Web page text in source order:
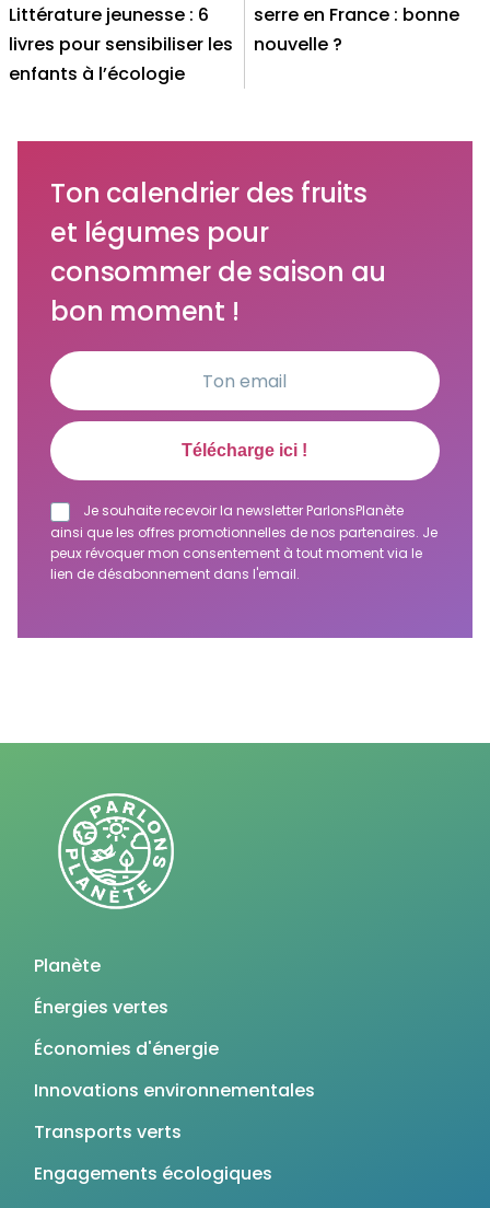
Littérature jeunesse : 6
livres pour sensibiliser les
enfants à l’écologie
serre en France : bonne
nouvelle ?
Ton calendrier des fruits
et légumes pour
consommer de saison au
bon moment !
Je souhaite recevoir la newsletter ParlonsPlanète
ainsi que les offres promotionnelles de nos partenaires. Je
peux révoquer mon consentement à tout moment via le
lien de désabonnement dans l'email.
Planète
Énergies vertes
Économies d'énergie
Innovations environnementales
Transports verts
Engagements écologiques